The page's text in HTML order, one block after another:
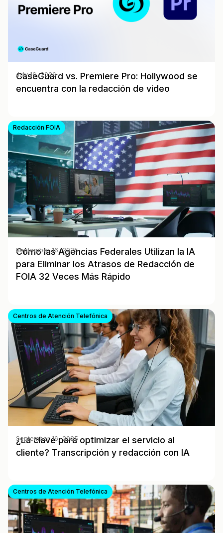
CaseGuard vs. Premiere Pro: Hollywood se
encuentra con la redacción de video
July 16, 2026
Redacción FOIA
Cómo las Agencias Federales Utilizan la IA
para Eliminar los Atrasos de Redacción de
FOIA 32 Veces Más Rápido
September 16, 2025
Centros de Atención Telefónica
¿La clave para optimizar el servicio al
cliente? Transcripción y redacción con IA
September 16, 2025
Centros de Atención Telefónica